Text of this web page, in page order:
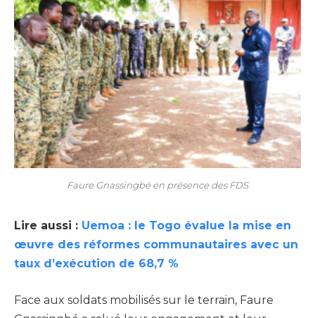
Faure Gnassingbé en présence des FDS
Lire aussi : Uemoa : le Togo évalue la mise en
œuvre des réformes communautaires avec un
taux d’exécution de 68,7 %
Face aux soldats mobilisés sur le terrain, Faure